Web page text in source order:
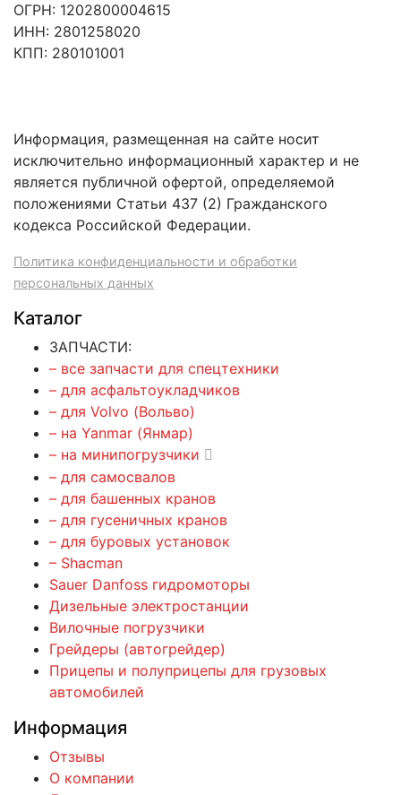
ОГРН: 1202800004615
ИНН: 2801258020
КПП: 280101001
Информация, размещенная на сайте носит
исключительно информационный характер и не
является публичной офертой, определяемой
положениями Статьи 437 (2) Гражданского
кодекса Российской Федерации.
Политика конфиденциальности и обработки
персональных данных
Каталог
ЗАПЧАСТИ:
– все запчасти для спецтехники
– для асфальтоукладчиков
– для Volvo (Вольво)
– на Yanmar (Янмар)
– на минипогрузчики
– для самосвалов
– для башенных кранов
– для гусеничных кранов
– для буровых установок
– Shacman
Sauer Danfoss гидромоторы
Дизельные электростанции
Вилочные погрузчики
Грейдеры (автогрейдер)
Прицепы и полуприцепы для грузовых
автомобилей
Информация
Отзывы
О компании